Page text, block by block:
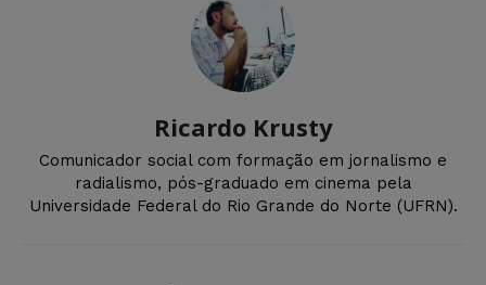
Ricardo Krusty
Comunicador social com formação em jornalismo e
radialismo, pós-graduado em cinema pela
Universidade Federal do Rio Grande do Norte (UFRN).